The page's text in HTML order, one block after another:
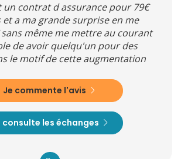
un contrat d assurance pour 79€
a ma grande surprise en me
même me mettre au courant
de avoir quelqu'un pour des
le motif de cette augmentation
Je commente l'avis
consulte les échanges